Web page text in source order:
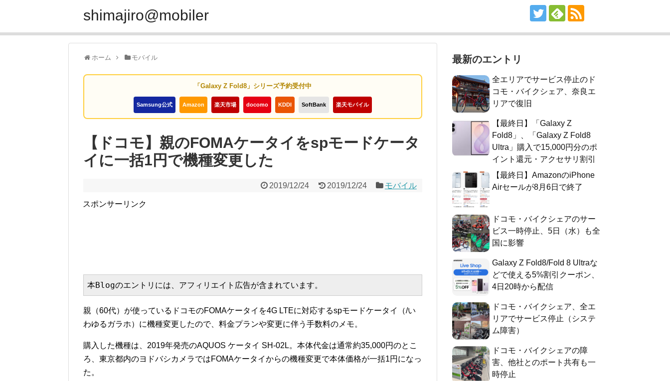
shimajiro@mobiler
ホーム モバイル
「Galaxy Z Fold8」シリーズ予約受付中
Samsung公式 Amazon 楽天市場 docomo KDDI SoftBank 楽天モバイル
【ドコモ】親のFOMAケータイをspモードケータ
イに一括1円で機種変更した
2019/12/24 2019/12/24 モバイル
スポンサーリンク
本Blogのエントリには、アフィリエイト広告が含まれています。
親（60代）が使っているドコモのFOMAケータイを4G LTEに対応するspモードケータイ（/い
わゆるガラホ）に機種変更したので、料金プランや変更に伴う手数料のメモ。
購入した機種は、2019年発売のAQUOS ケータイ SH-02L。本体代金は通常約35,000円のとこ
ろ、東京都内のヨドバシカメラではFOMAケータイからの機種変更で本体価格が一括1円になっ
た。
最新のエントリ
全エリアでサービス停止のド
コモ・バイクシェア、奈良エ
リアで復旧
【最終日】「Galaxy Z
Fold8」、「Galaxy Z Fold8
Ultra」購入で15,000円分のポ
イント還元・アクセサリ割引
【最終日】AmazonのiPhone
Airセールが8月6日で終了
ドコモ・バイクシェアのサー
ビス一時停止、5日（水）も全
国に影響
Galaxy Z Fold8/Fold 8 Ultraな
どで使える5%割引クーポン、
4日20時から配信
ドコモ・バイクシェア、全エ
リアでサービス停止（システ
ム障害）
ドコモ・バイクシェアの障
害、他社とのポート共有も一
時停止